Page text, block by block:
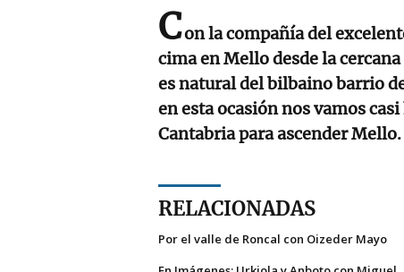
Con la compañía del
cima en Mello desde la
es natural del bilbaino barrio
en esta ocasión nos vamos
Cantabria para ascender Mello.
RELACIONADAS
Por el valle de Roncal con Oizeder Mayo